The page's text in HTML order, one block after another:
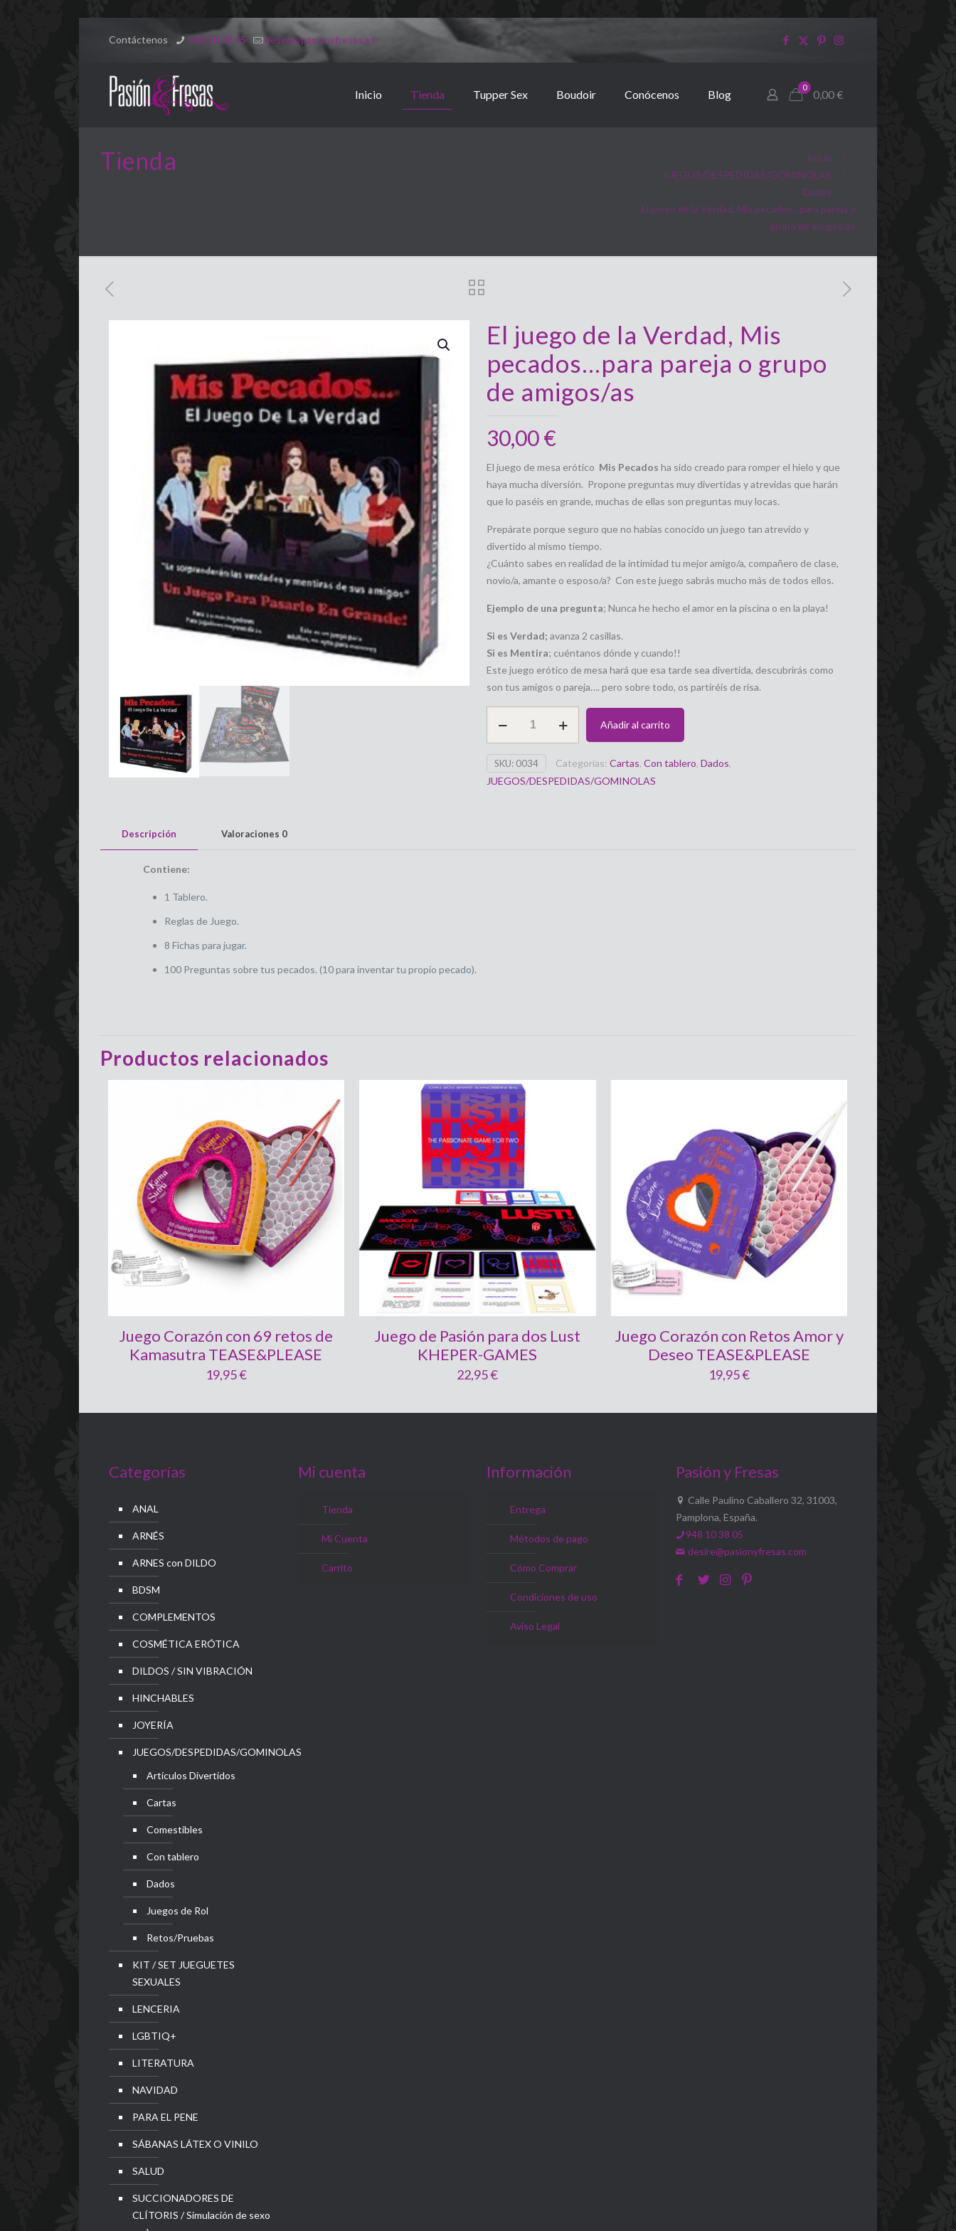
Contáctenos 948 10 38 05 desire@pasionyfresas.es
Inicio Tienda Tupper Sex Boudoir Conócenos Blog
0
0,00€
Tienda
Inicio
JUEGOS/DESPEDIDAS/GOMINOLAS
Dados
El juego de la Verdad, Mis pecados…para pareja o
grupo de amigos/as
El juego de la Verdad, Mis
pecados…para pareja o grupo
de amigos/as
30,00€
El juego de mesa erótico Mis Pecados ha sido creado para romper el hielo y que
haya mucha diversión. Propone preguntas muy divertidas y atrevidas que harán
que lo paséis en grande, muchas de ellas son preguntas muy locas.
Prepárate porque seguro que no habías conocido un juego tan atrevido y
divertido al mismo tiempo.
¿Cuánto sabes en realidad de la intimidad tu mejor amigo/a, compañero de clase,
novio/a, amante o esposo/a? Con este juego sabrás mucho más de todos ellos.
Ejemplo de una pregunta; Nunca he hecho el amor en la piscina o en la playa!
Si es Verdad; avanza 2 casillas.
Si es Mentira; cuéntanos dónde y cuando!!
Este juego erótico de mesa hará que esa tarde sea divertida, descubrirás como
son tus amigos o pareja…. pero sobre todo, os partiréis de risa.
Verdad,
Añadir al carrito
SKU: 0034 Categorías: Cartas, Con tablero, Dados,
JUEGOS/DESPEDIDAS/GOMINOLAS
Descripción Valoraciones 0
Contiene:
1 Tablero.
Reglas de Juego.
8 Fichas para jugar.
100 Preguntas sobre tus pecados. (10 para inventar tu propio pecado).
Productos relacionados
Juego Corazón con 69 retos de
Kamasutra TEASE&PLEASE
19,95€
Juego de Pasión para dos Lust
KHEPER-GAMES
22,95€
Juego Corazón con Retos Amor y
Deseo TEASE&PLEASE
19,95€
Categorías
ANAL
ARNÉS
ARNES con DILDO
BDSM
COMPLEMENTOS
COSMÉTICA ERÓTICA
DILDOS / SIN VIBRACIÓN
HINCHABLES
JOYERÍA
JUEGOS/DESPEDIDAS/GOMINOLAS
Artículos Divertidos
Cartas
Comestibles
Con tablero
Dados
Juegos de Rol
Retos/Pruebas
KIT / SET JUEGUETES
SEXUALES
LENCERIA
LGBTIQ+
LITERATURA
NAVIDAD
PARA EL PENE
SÁBANAS LÁTEX O VINILO
SALUD
SUCCIONADORES DE
CLÍTORIS / Simulación de sexo
Mi cuenta
Tienda
Mi Cuenta
Carrito
Información
Entrega
Métodos de pago
Cómo Comprar
Condiciones de uso
Aviso Legal
Pasión y Fresas
Calle Paulino Caballero 32, 31003,
Pamplona, España.
948 10 38 05
desire@pasionyfresas.com